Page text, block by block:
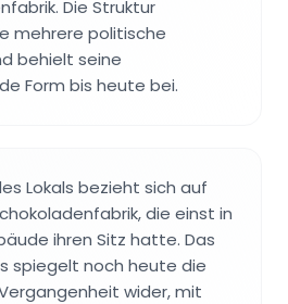
Die Struktur
mehrere politische
behielt seine
Form bis heute bei.
Lokals bezieht sich auf
die einst in
ihren Sitz hatte. Das
spiegelt noch heute die
wider, mit